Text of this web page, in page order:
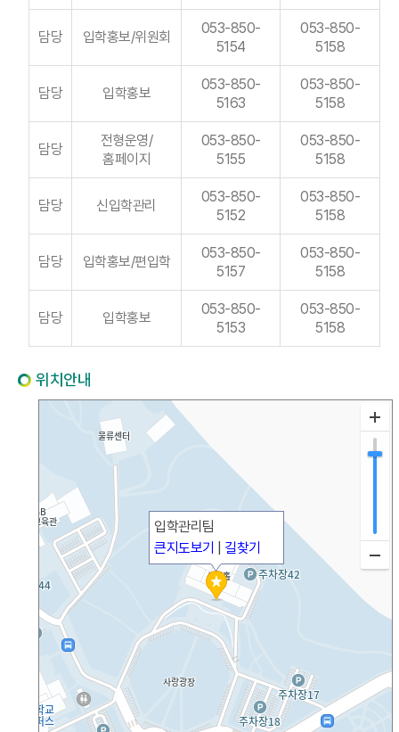
담당 입학홍보/위원회
053-850-
5154
053-850-
5158
담당 입학홍보
053-850-
5163
053-850-
5158
담당
전형운영/
홈페이지
053-850-
5155
053-850-
5158
담당 신입학관리
053-850-
5152
053-850-
5158
담당 입학홍보/편입학
053-850-
5157
053-850-
5158
담당 입학홍보
053-850-
5153
053-850-
5158
위치안내
입학관리팀
큰지도보기
길찾기